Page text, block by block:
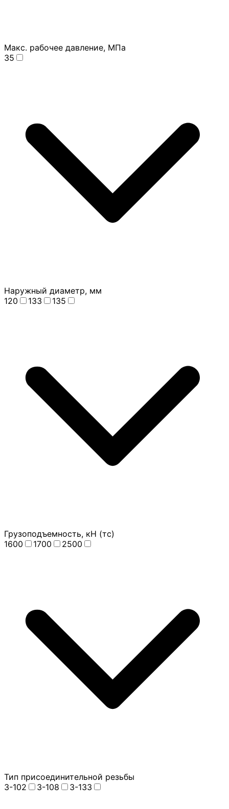
Макс. рабочее давление, МПа
35
Наружный диаметр, мм
120
133 135
Грузоподъемность, кН (тс)
1600
1700 2500
Тип присоединительной резьбы
З-102
З-108 З-133